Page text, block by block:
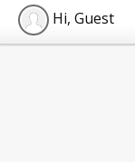
Hi, Guest